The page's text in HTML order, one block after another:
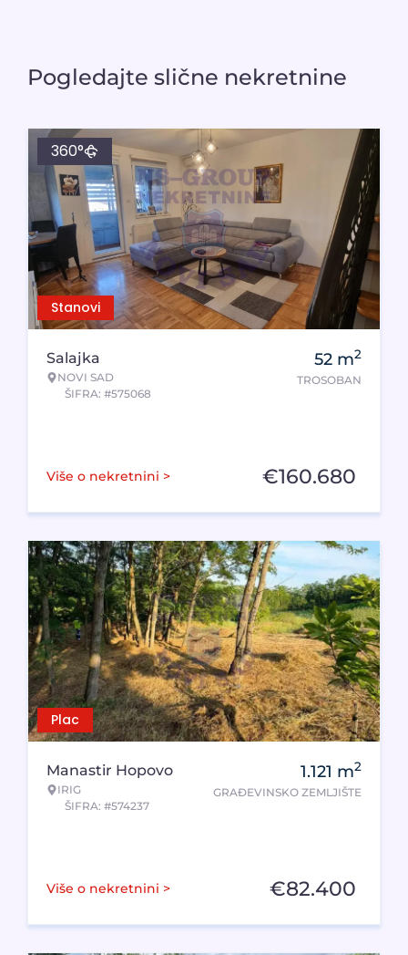
Pogledajte slične nekretnine
Stanovi
360°
Salajka
NOVI SAD
ŠIFRA: #575068
52 m2
TROSOBAN
Više o nekretnini > €160.680
Plac
Manastir Hopovo
IRIG
ŠIFRA: #574237
1.121 m2
GRAĐEVINSKO ZEMLJIŠTE
Više o nekretnini > €82.400